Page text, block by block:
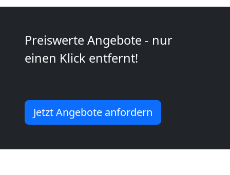
Preiswerte Angebote - nur
einen Klick entfernt!
Jetzt Angebote anfordern
Möbeltransport
National
Möbeltransport
International